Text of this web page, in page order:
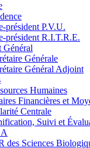
président P.V.U.
président R.I.T.R.E.
Général
Générale
Général Adjoint
Humaines
Financières et
Centrale
Suivi et
des Sciences